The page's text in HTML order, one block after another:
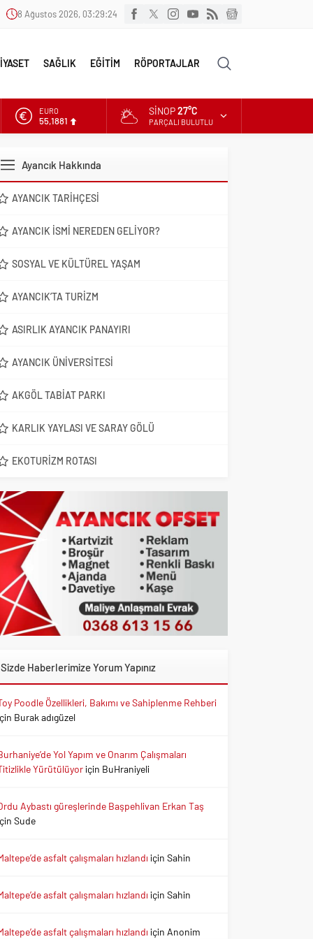
8 Ağustos 2026, 03:29:25
SAĞLIK EĞİTİM RÖPORTAJLAR
EURO
55,1881
DOLAR
SINOP27°C
PARÇALI BULUTLU
Ayancık Hakkında
AYANCIK TARIHÇESI
AYANCIK İSMI NEREDEN GELIYOR?
SOSYAL VE KÜLTÜREL YAŞAM
AYANCIK’TA TURIZM
ASIRLIK AYANCIK PANAYIRI
AYANCIK ÜNIVERSITESI
AKGÖL TABIAT PARKI
KARLIK YAYLASI VE SARAY GÖLÜ
EKOTURIZM ROTASI
Sizde Haberlerimize Yorum Yapınız
Poodle Özellikleri, Bakımı ve Sahiplenme Rehberi
Burak adıgüzel
Yol Yapım ve Onarım Çalışmaları
Yürütülüyoriçin BuHraniyeli
Aybastı güreşlerinde Başpehlivan Erkan Taş
Sude
asfalt çalışmaları hızlandı içinSahin
asfalt çalışmaları hızlandı içinSahin
asfalt çalışmaları hızlandı için Anonim